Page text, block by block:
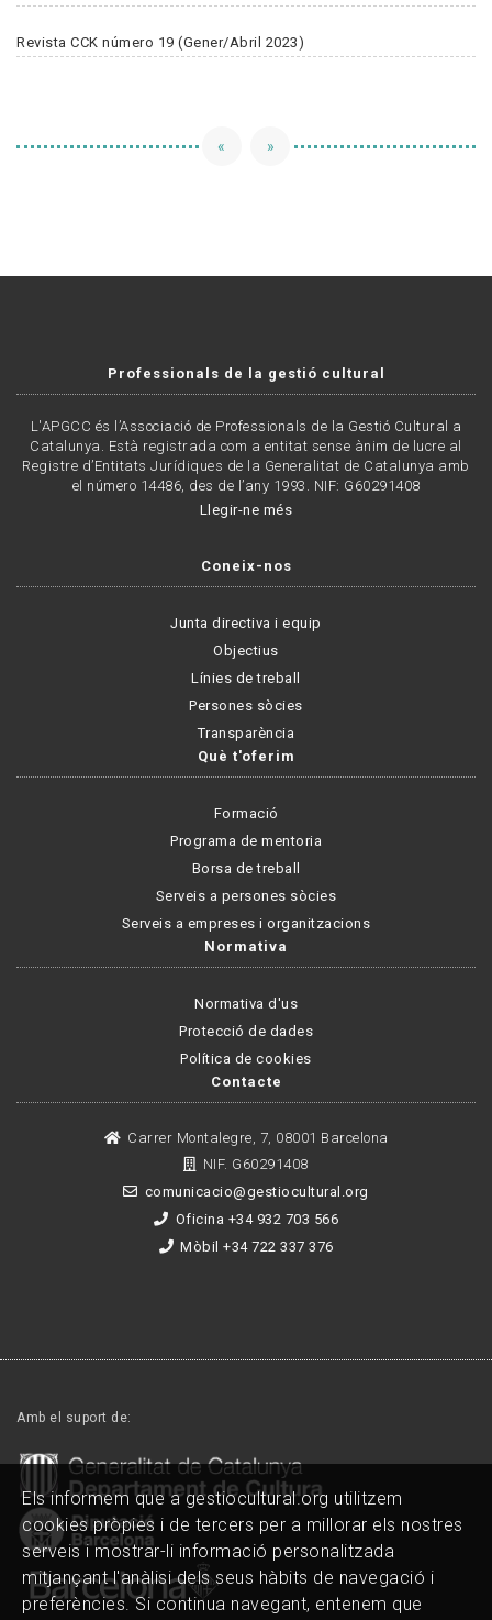
Revista CCK número 19 (Gener/Abril 2023)
« »
Professionals de la gestió cultural
L'APGCC és l’Associació de Professionals de la Gestió Cultural a
Catalunya. Està registrada com a entitat sense ànim de lucre al
Registre d’Entitats Jurídiques de la Generalitat de Catalunya amb
el número 14486, des de l’any 1993. NIF: G60291408
Llegir-ne més
Coneix-nos
Junta directiva i equip
Objectius
Línies de treball
Persones sòcies
Transparència
Què t'oferim
Formació
Programa de mentoria
Borsa de treball
Serveis a persones sòcies
Serveis a empreses i organitzacions
Normativa
Normativa d'us
Protecció de dades
Política de cookies
Contacte
Carrer Montalegre, 7, 08001 Barcelona
NIF. G60291408
comunicacio@gestiocultural.org
Oficina +34 932 703 566
Mòbil +34 722 337 376
Amb el suport de:
Els informem que a gestiocultural.org utilitzem
cookies pròpies i de tercers per a millorar els nostres
serveis i mostrar-li informació personalitzada
mitjançant l'anàlisi dels seus hàbits de navegació i
preferències. Si continua navegant, entenem que